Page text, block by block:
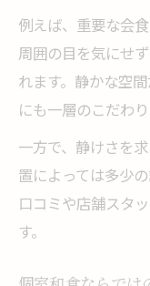
例えば、重要な会
周囲の目を気にせ
れます。静かな空
にも一層のこだわ
一方で、静けさを
置によっては多少
口コミや店舗スタ
す。